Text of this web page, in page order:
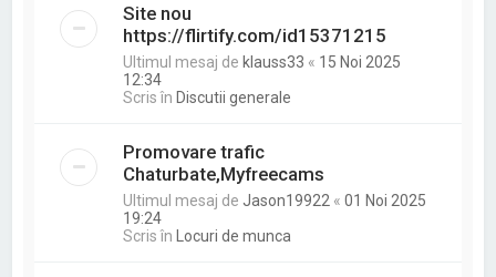
Site nou
https://flirtify.com/id15371215
Ultimul mesaj deklauss33 « 15 Noi 2025
12:34
Scris înDiscutii generale
Promovare trafic
Chaturbate,Myfreecams
Ultimul mesaj de Jason19922 «01 Noi 2025
19:24
Scris înLocuri de munca